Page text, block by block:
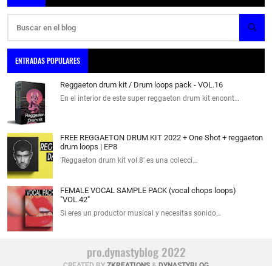
ENTRADAS POPULARES
Reggaeton drum kit / Drum loops pack - VOL.16
En el interior de este super reggaeton drum kit encont…
FREE REGGAETON DRUM KIT 2022 + One Shot + reggaeton
drum loops | EP8
'Reggaeton drum kit vol.8' es una colecci…
FEMALE VOCAL SAMPLE PACK (vocal chops loops)
"VOL.42"
Si eres un productor musical y necesitas sonido…
pro.dynastyblog 2022